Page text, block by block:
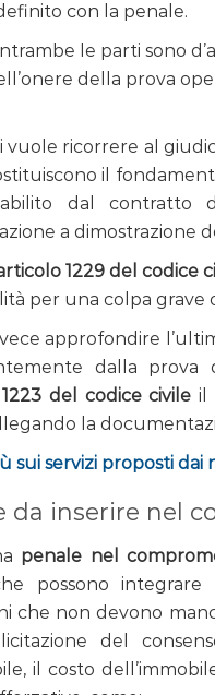
con la penale.
le parti sono
della prova
vuole ricorrere al
il
dal contratto
a dimostrazione
1229 del codice
per una colpa grave
approfondire
dalla prova
del codice civile il
la
sui servizi proposti dai
da inserire nel
penale nel
possono
che non devono
del
il costo